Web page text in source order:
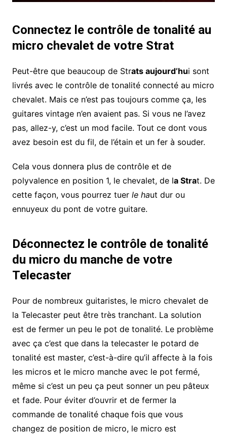
Connectez le contrôle de tonalité au
micro chevalet de votre Strat
Peut-être que beaucoup de Strats aujourd’hui sont
livrés avec le contrôle de tonalité connecté au micro
chevalet. Mais ce n’est pas toujours comme ça, les
guitares vintage n’en avaient pas. Si vous ne l’avez
pas, allez-y, c’est un mod facile. Tout ce dont vous
avez besoin est du fil, de l’étain et un fer à souder.
Cela vous donnera plus de contrôle et de
polyvalence en position 1, le chevalet, de la Strat. De
cette façon, vous pourrez tuerle haut dur ou
ennuyeux du pont de votre guitare.
Déconnectez le contrôle de tonalité
du micro du manche de votre
Telecaster
Pour de nombreux guitaristes, le micro chevalet de
la Telecaster peut être très tranchant. La solution
est de fermer un peu le pot de tonalité. Le problème
avec ça c’est que dans la telecaster le potard de
tonalité est master, c’est-à-dire qu’il affecte à la fois
les micros et le micro manche avec le pot fermé,
même si c’est un peu ça peut sonner un peu pâteux
et fade. Pour éviter d’ouvrir et de fermer la
commande de tonalité chaque fois que vous
changez de position de micro, le micro est